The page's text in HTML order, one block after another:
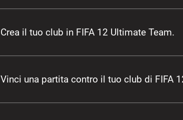
Crea il tuo club in FIFA 12 Ultimate Team.
Vinci una partita contro il tuo club di FIFA